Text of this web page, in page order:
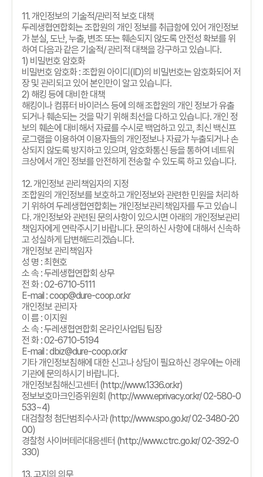
11.개인정보의 기술적/관리적 보호 대책
두레생협연합회는 조합원의 개인 정보를 취급함에 있어 개인정보
가 분실,도난,누출, 변조 또는 훼손되지 않도록 안전성 확보를 위
하여 다음과 같은 기술적/관리적 대책을 강구하고 있습니다.
1) 비밀번호 암호화
비밀번호 암호화:조합원 아이디 (ID)의 비밀번호는 암호화되어 저
장 및 관리되고 있어 본인만이 알고 있습니다.
2) 해킹 등에 대비한 대책
해킹이나 컴퓨터 바이러스 등에 의해 조합원의 개인 정보가 유출
되거나 훼손되는 것을 막기 위해 최선을 다하고 있습니다.개인 정
보의 훼손에 대비해서 자료를 수시로 백업하고 있고,최신 백신프
로그램을 이용하여 이용자들의 개인정보나 자료가 누출되거나 손
상되지 않도록 방지하고 있으며, 암호화통신 등을 통하여 네트워
크상에서 개인 정보를 안전하게 전송할 수 있도록 하고 있습니다.
12.개인정보 관리책임자의 지정
조합원의 개인정보를 보호하고 개인정보와 관련한 민원을 처리하
기 위하여 두레생협연합회는 개인정보관리책임자를 두고 있습니
다.개인정보와 관련된 문의사항이 있으시면 아래의 개인정보관리
책임자에게 연락주시기 바랍니다.문의하신 사항에 대해서 신속하
고 성실하게 답변해드리겠습니다.
개인정보 관리책임자
성 명 :최현호
소 속 :두레생협연합회 상무
전 화: 02-6710-5111
E-mail : coop@dure-coop.or.kr
개인정보 관리자
이 름 : 이지원
소 속 :두레생협연합회 온라인사업팀 팀장
전 화: 02-6710-5194
E-mail : dbiz@dure-coop.or.kr
기타 개인정보침해에 대한 신고나 상담이 필요하신 경우에는 아래
기관에 문의하시기 바랍니다.
개인정보침해신고센터 (http://www.1336.or.kr)
정보보호마크인증위원회 (http://www.eprivacy.or.kr/ 02-580-0
533~4)
대검찰청 첨단범죄수사과(http://www.spo.go.kr/ 02-3480-20
00)
경찰청 사이버테러대응센터 (http://www.ctrc.go.kr/ 02-392-0
330)
13.고지의 의무